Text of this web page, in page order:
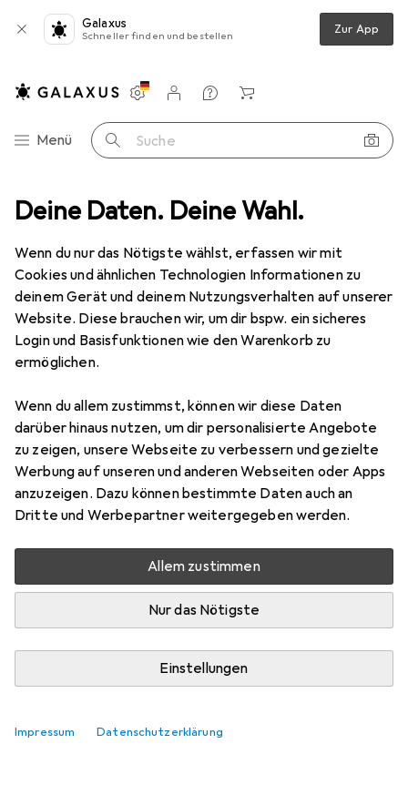
Deine Daten. Deine Wahl.
Wenn du nur das Nötigste wählst, erfassen wir mit
Cookies und ähnlichen Technologien Informationen zu
deinem Gerät und deinem Nutzungsverhalten auf unserer
Website. Diese brauchen wir, um dir bspw. ein sicheres
Login und Basisfunktionen wie den Warenkorb zu
ermöglichen.
Wenn du allem zustimmst, können wir diese Daten
darüber hinaus nutzen, um dir personalisierte Angebote
zu zeigen, unsere Webseite zu verbessern und gezielte
Werbung auf unseren und anderen Webseiten oder Apps
anzuzeigen. Dazu können bestimmte Daten auch an
Dritte und Werbepartner weitergegeben werden.
Allem zustimmen
Nur das Nötigste
Einstellungen
Impressum Datenschutzerklärung
Galaxus
Schneller finden und bestellen Zur App
Navigation nach Kategorien
Menü Suche
Einstellungen
Kundenkonto
Vergleichslisten
Merklisten
Warenkorb
Schuhe Boots + Stiefel Rieker N936254 N93
Rieker N936254 N93
Zubehör für Rieker N936254 N93
Hier findest du passendes Zubehör zum Produkt Rieker
N936254 N93.
Relevanz
Produktliste
Keine Produkte gefunden